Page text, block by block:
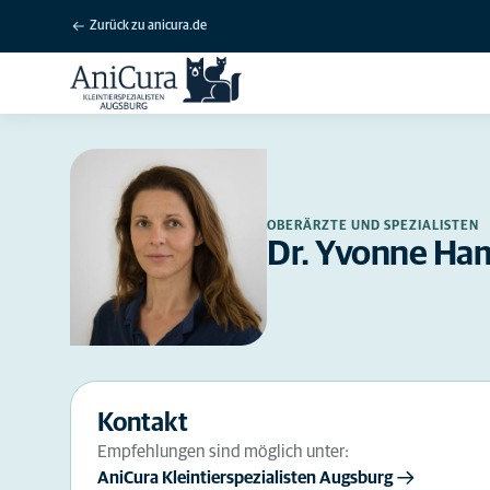
Zurück zu anicura.de
OBERÄRZTE UND SPEZIALISTEN
Dr. Yvonne
Kontakt
Empfehlungen sind möglich unter:
AniCura Kleintierspezialisten Augsburg